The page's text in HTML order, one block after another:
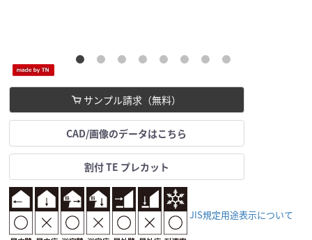
サンプル請求（無料）
CAD/画像のデータはこちら
割付 TE プレカット
JIS規定用途表示について